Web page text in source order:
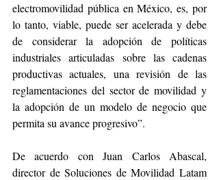
electromovilidad pública en México, es, por
lo tanto, viable, puede ser acelerada y debe
de considerar la adopción de políticas
industriales articuladas sobre las cadenas
productivas actuales, una revisión de las
reglamentaciones del sector de movilidad y
la adopción de un modelo de negocio que
permita su avance progresivo”.
De acuerdo con Juan Carlos Abascal,
director de Soluciones de Movilidad Latam